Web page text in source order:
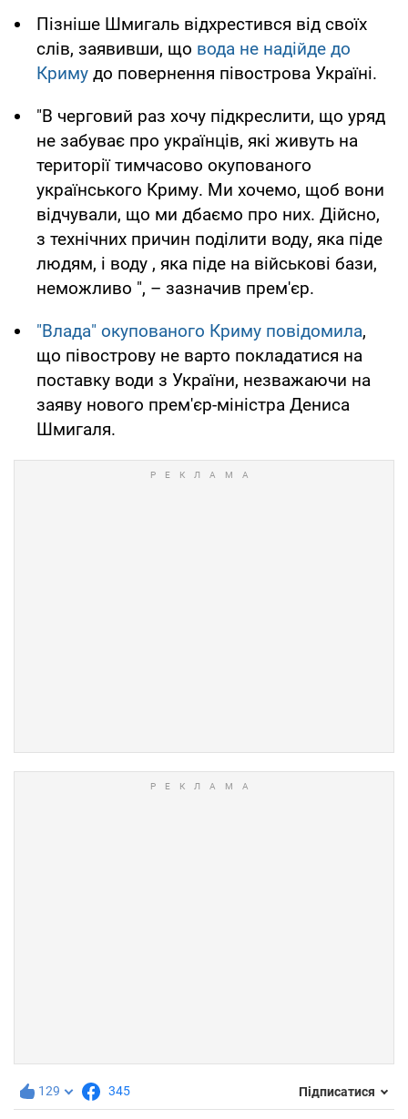
Пізніше Шмигаль відхрестився від своїх
слів, заявивши, що вода не надійде до
Криму до повернення півострова Україні.
"В черговий раз хочу підкреслити, що уряд
не забуває про українців, які живуть на
території тимчасово окупованого
українського Криму. Ми хочемо, щоб вони
відчували, що ми дбаємо про них. Дійсно,
з технічних причин поділити воду, яка піде
людям, і воду , яка піде на військові бази,
неможливо ", – зазначив прем'єр.
"Влада" окупованого Криму повідомила,
що півострову не варто покладатися на
поставку води з України, незважаючи на
заяву нового прем'єр-міністра Дениса
Шмигаля.
129 345 Підписатися